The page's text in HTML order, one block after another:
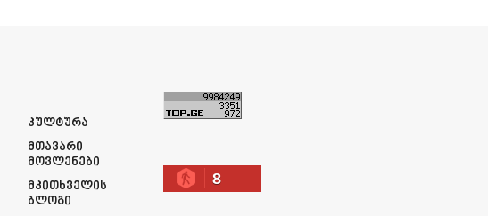
Კულტურა
Მთავარი
Მოვლენები
Მკითხველის
Ბლოგი
8